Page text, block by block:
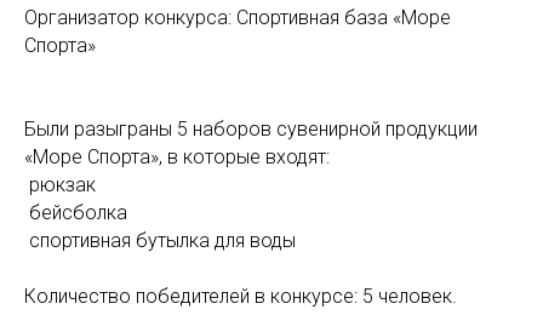
Организатор конкурса: Спортивная база «Море
Спорта»
Были разыграны 5 наборов сувенирной продукции
«Море Спорта», в которые входят:
рюкзак
бейсболка
спортивная бутылка для воды
Количество победителей в конкурсе: 5 человек.